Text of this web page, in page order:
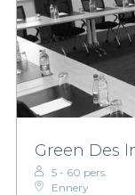
Green Des
5 - 60 pers.
Ennery